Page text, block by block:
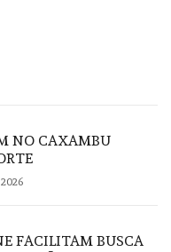
NO CAXAMBU
FACILITAM BUSCA